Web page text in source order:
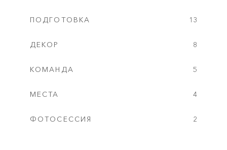
ПОДГОТОВКА 13
ДЕКОР 8
КОМАНДА 5
МЕСТА 4
ФОТОСЕССИЯ 2